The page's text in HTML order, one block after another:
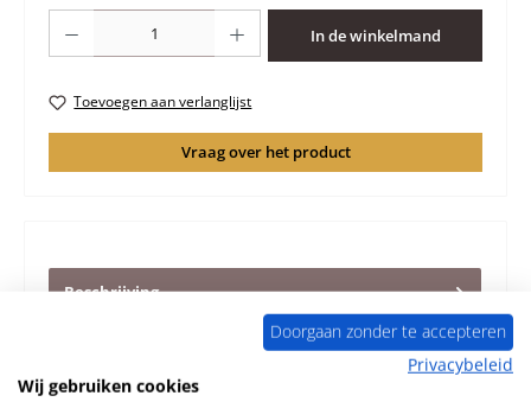
In de winkelmand
Toevoegen aan verlanglijst
Vraag over het product
Beschrijving
Origineel Glasruit voor de Pelletkachel Wamsler WP 2-8
Wamsler WP 2-8 Glasruit Kerngegevens: kachelglas,
Doorgaan zonder te accepteren
Privacybeleid
Wij gebruiken cookies